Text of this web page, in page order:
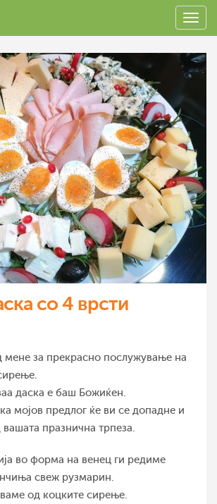
со 4 врсти
мене за прекрасно послужување на
даска е баш Божиќен.
мојов предлог ќе ви се допадне и
празнична трпеза.
во форма на венец ги редиме
свеж рузмарин.
од коцките сирење.